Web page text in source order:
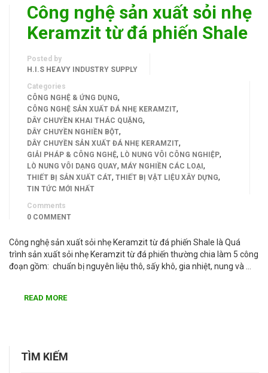
Công nghệ sản xuất sỏi nhẹ
Keramzit từ đá phiến Shale
Posted by
H.I.S HEAVY INDUSTRY SUPPLY
Categories
CÔNG NGHỆ & ỨNG DỤNG,
CÔNG NGHỆ SẢN XUẤT ĐÁ NHẸ KERAMZIT,
DÂY CHUYỀN KHAI THÁC QUẶNG,
DÂY CHUYỀN NGHIỀN BỘT,
DÂY CHUYỀN SẢN XUẤT ĐÁ NHẸ KERAMZIT,
GIẢI PHÁP & CÔNG NGHỆ, LÒ NUNG VÔI CÔNG NGHIỆP,
LÒ NUNG VÔI DẠNG QUAY, MÁY NGHIỀN CÁC LOẠI,
THIẾT BỊ SẢN XUẤT CÁT, THIẾT BỊ VẬT LIỆU XÂY DỰNG,
TIN TỨC MỚI NHẤT
Comments
0 COMMENT
Công nghệ sản xuất sỏi nhẹ Keramzit từ đá phiến Shale là Quá
trình sản xuất sỏi nhẹ Keramzit từ đá phiến thường chia làm 5 công
đoạn gồm: chuẩn bị nguyên liệu thô, sấy khô, gia nhiệt, nung và …
READ MORE
TÌM KIẾM